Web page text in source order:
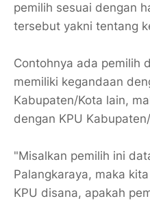
pemilih sesuai dengan
tersebut yakni tentang
Contohnya ada pemilih
memiliki kegandaan
Kabupaten/Kota lain,
dengan KPU
"Misalkan pemilih ini
Palangkaraya, maka
KPU disana, apakah